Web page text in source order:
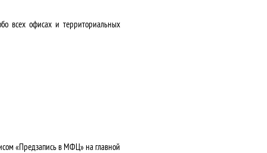
всех офисах и территориальных
«Предзапись в МФЦ» на главной